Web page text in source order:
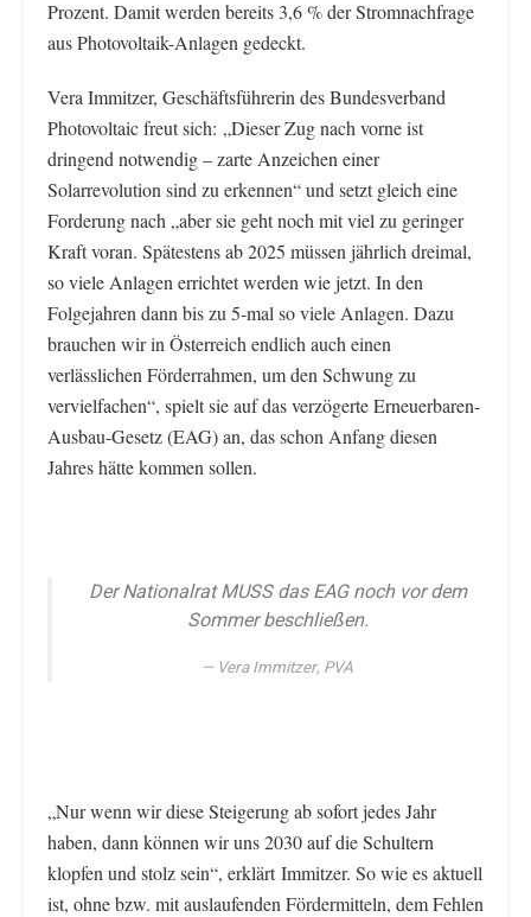
Prozent. Damit werden bereits 3,6 % der Stromnachfrage
aus Photovoltaik-Anlagen gedeckt.
Vera Immitzer, Geschäftsführerin des Bundesverband
Photovoltaic freut sich: „Dieser Zug nach vorne ist
dringend notwendig – zarte Anzeichen einer
Solarrevolution sind zu erkennen“ und setzt gleich eine
Forderung nach „aber sie geht noch mit viel zu geringer
Kraft voran. Spätestens ab 2025 müssen jährlich dreimal,
so viele Anlagen errichtet werden wie jetzt. In den
Folgejahren dann bis zu 5-mal so viele Anlagen. Dazu
brauchen wir in Österreich endlich auch einen
verlässlichen Förderrahmen, um den Schwung zu
vervielfachen“, spielt sie auf das verzögerte Erneuerbaren-
Ausbau-Gesetz (EAG) an, das schon Anfang diesen
Jahres hätte kommen sollen.
Der Nationalrat MUSS das EAG noch vor dem
Sommer beschließen.
Vera Immitzer, PVA
„Nur wenn wir diese Steigerung ab sofort jedes Jahr
haben, dann können wir uns 2030 auf die Schultern
klopfen und stolz sein“, erklärt Immitzer. So wie es aktuell
ist, ohne bzw. mit auslaufenden Fördermitteln, dem Fehlen